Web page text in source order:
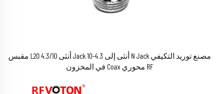
مصنع توريد التكيفي N Jack أنثى إلى 4.3-10 Jack أنثى L20 4.3/10 مقبس
RF محوري Coax في المخزون